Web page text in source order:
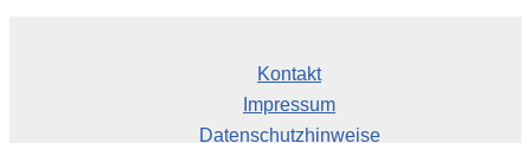
Kontakt
Impressum
Datenschutzhinweise